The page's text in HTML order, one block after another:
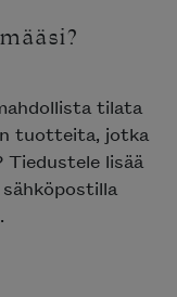
tilata
tuotteita, jotka
Tiedustele lisää
.